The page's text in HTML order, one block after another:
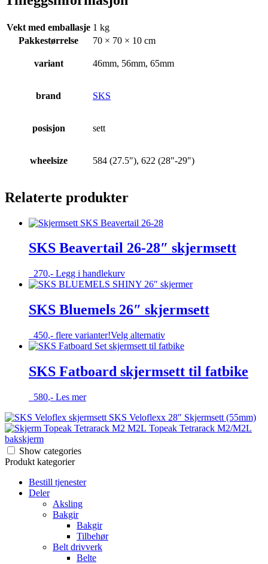
Vekt med emballasje 1 kg
Pakkestørrelse
70 × 70 × 10 cm
variant 46mm, 56mm, 65mm
brand SKS
posisjon sett
wheelsize 584 (27.5"), 622 (28"-29")
Relaterte produkter
SKS Beavertail 26-28″ skjermsett
270,- Legg i handlekurv
SKS Bluemels 26″ skjermsett
450,- flere varianter!Velg alternativDette
produktet
flere
varianter.
på
produktsiden
SKS Fatboard skjermsett til fatbike
580,- Les mer
SKS Veloflexx 28″ Skjermsett (55mm)
Topeak Tetrarack M2/M2L
bakskjerm
Show categories
Produkt kategorier
Bestill tjenester
Deler
Aksling
Bakgir
Bakgir
Tilbehør
Belt drivverk
Belte